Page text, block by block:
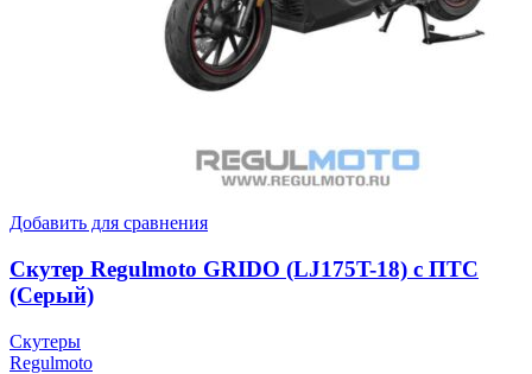
Добавить для сравнения
Скутер Regulmoto GRIDO (LJ175T-18) с ПТС
(Серый)
Скутеры
Regulmoto